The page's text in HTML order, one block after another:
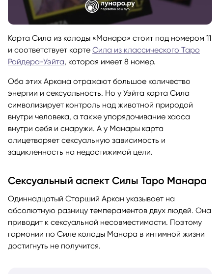
Карта Сила из колоды «Манара» стоит под номером 11
и соответствует карте Сила из классического Таро
Райдера-Уэйта, которая имеет 8 номер.
Оба этих Аркана отражают большое количество
энергии и сексуальность. Но у Уэйта карта Сила
символизирует контроль над животной природой
внутри человека, а также упорядочивание хаоса
внутри себя и снаружи. А у Манары карта
олицетворяет сексуальную зависимость и
зацикленность на недостижимой цели.
Сексуальный аспект Силы Таро Манара
Одиннадцатый Старший Аркан указывает на
абсолютную разницу темпераментов двух людей. Она
приводит к сексуальной несовместимости. Поэтому
гармонии по Силе колоды Манара в интимной жизни
достигнуть не получится.